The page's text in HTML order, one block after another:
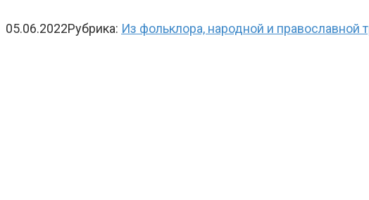
05.06.2022Рубрика: Из фольклора, народной и православной